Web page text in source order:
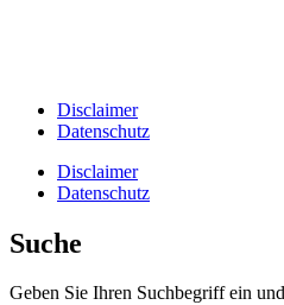
Disclaimer
Datenschutz
Disclaimer
Datenschutz
Suche
Geben Sie Ihren Suchbegriff ein